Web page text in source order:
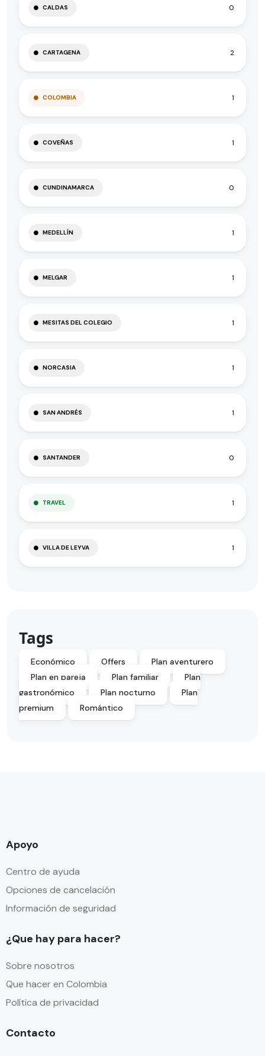
CALDAS 0
CARTAGENA 2
COLOMBIA 1
COVEÑAS 1
CUNDINAMARCA 0
MEDELLÍN 1
MELGAR 1
MESITAS DEL COLEGIO 1
NORCASIA 1
SAN ANDRÉS 1
SANTANDER 0
TRAVEL 1
VILLA DE LEYVA 1
Tags
Económico Offers
Plan aventurero
Plan en pareja
Plan familiar
Plan
gastronómico
Plan nocturno
Plan
premium
Romántico
Apoyo
Centro de ayuda
Opciones de cancelación
Información de seguridad
¿Que hay para hacer?
Sobre nosotros
Que hacer en Colombia
Política de privacidad
Contacto